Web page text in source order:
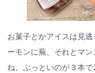
お菓子とかアイスは見
ーモンに蕪、それとマ
ね。ぶっといのが３本